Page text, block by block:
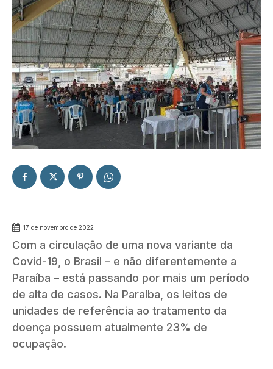
17 de novembro de 2022
Com a circulação de uma nova variante da
Covid-19, o Brasil – e não diferentemente a
Paraíba – está passando por mais um período
de alta de casos. Na Paraíba, os leitos de
unidades de referência ao tratamento da
doença possuem atualmente 23% de
ocupação.